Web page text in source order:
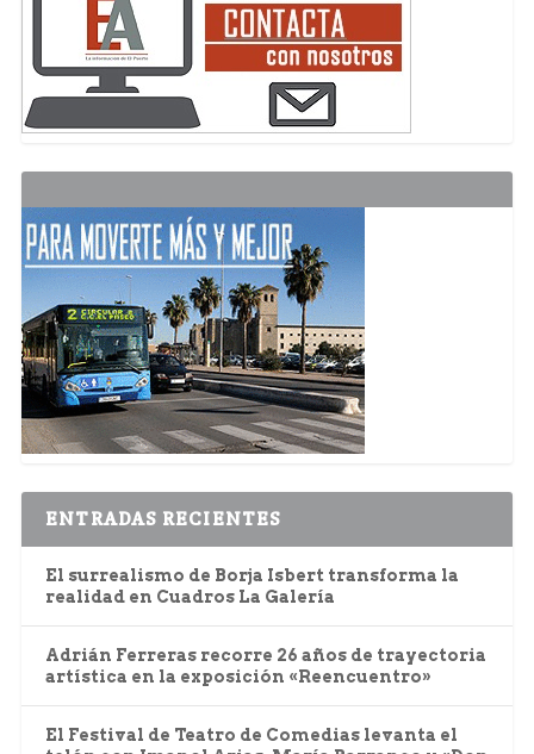
ENTRADAS RECIENTES
El surrealismo de Borja Isbert transforma la
realidad en Cuadros La Galería
Adrián Ferreras recorre 26 años de trayectoria
artística en la exposición «Reencuentro»
El Festival de Teatro de Comedias levanta el